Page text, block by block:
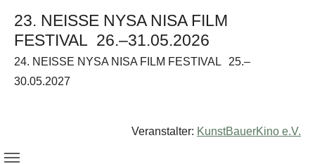
23. NEISSE NYSA NISA FILM
FESTIVAL 26.–31.05.2026
24. NEISSE NYSA NISA FILM FESTIVAL
25.–
30.05.2027
Veranstalter: KunstBauerKino e.V.